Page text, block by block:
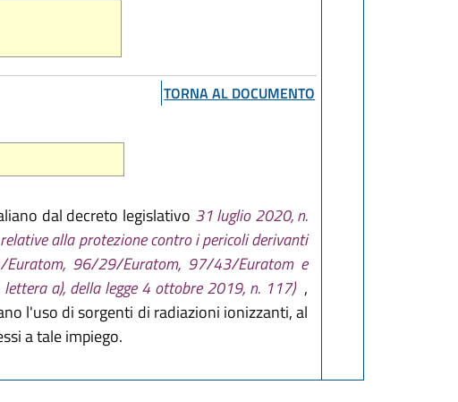
TORNA AL DOCUMENTO
dal decreto legislativo 31 luglio 2020, n.
alla protezione contro i pericoli derivanti
Euratom, 96/29/Euratom, 97/43/Euratom e
a), della legge 4 ottobre 2019, n. 117) ,
l'uso di sorgenti di radiazioni ionizzanti, al
a tale impiego.